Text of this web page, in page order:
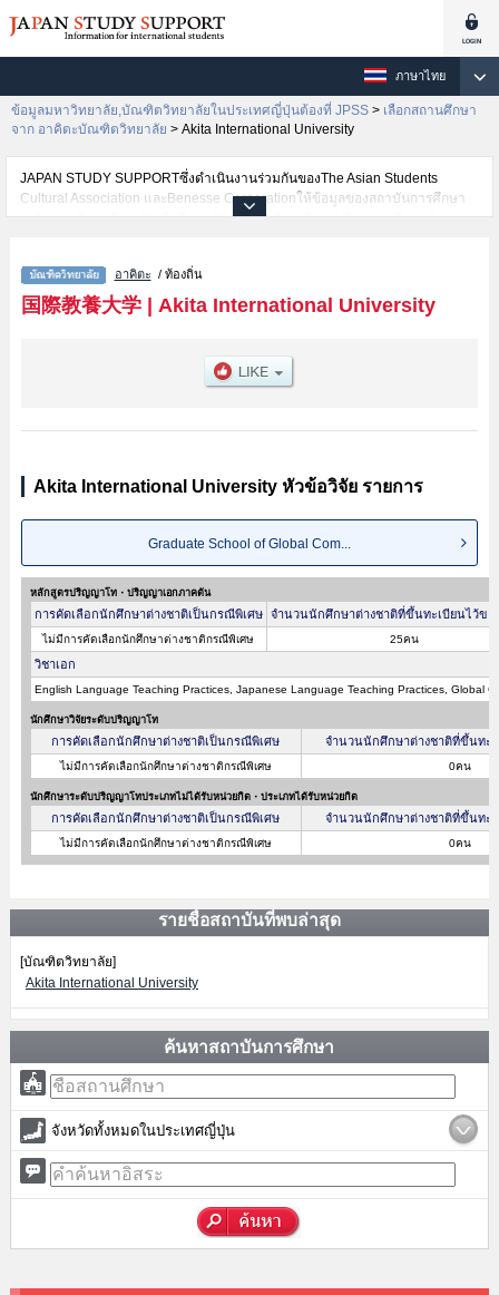
ภาษาไทย
ข้อมูลมหาวิทยาลัย,บัณฑิตวิทยาลัยในประเทศญี่ปุ่นต้องที่ JPSS > เลือกสถานศึกษา
จาก อาคิตะบัณฑิตวิทยาลัย > Akita International University
JAPAN STUDY SUPPORTซึ่งดำเนินงานร่วมกันของThe Asian Students
Cultural Association และBenesse Corporationให้ข้อมูลของสถาบันการศึกษา
ระดับมหาวิทยาลัย・บัณฑิตวิทยาลัย・วิทยาลัยระดับอนุปริญญา・วิทยาลัย
นักศึกษาต่างชาติเช่นGraduate School of Global Communication and
Language เป็นต้น,ข้อมูลของแต่ละสาขาวิจัย,ข้อมูลการสอบคัดเลือกเข้าศึกษา
เช่นจำนวนคนที่รับสมัครหรือจำนวนคนที่ผ่านการสอบคัดเลือกเป็นต้น,แนะนำ
อาคิตะ / ท้องถิ่น
国際教養大学| Akita International University
Akita International University หัวข้อวิจัย รายการ
Graduate School of Global Com...
หลักสูตรปริญญาโท・ปริญญาเอกภาคต้น
การคัดเลือกนักศึกษาต่างชาติเป็นกรณีพิเศษ จำนวนนักศึกษาต่างชาติที่ขึ้นทะเบียนไว้ขอ
ไม่มีการคัดเลือกนักศึกษาต่างชาติกรณีพิเศษ 25คน
วิชาเอก
English Language Teaching Practices, Japanese Language Teaching Practices, Global
นักศึกษาวิจัยระดับปริญญาโท
การคัดเลือกนักศึกษาต่างชาติเป็นกรณีพิเศษ จำนวนนักศึกษาต่างชาติที่ขึ้นทะเ
ไม่มีการคัดเลือกนักศึกษาต่างชาติกรณีพิเศษ 0คน
นักศึกษาระดับปริญญาโทประเภทไม่ได้รับหน่วยกิต・ประเภทได้รับหน่วยกิต
การคัดเลือกนักศึกษาต่างชาติเป็นกรณีพิเศษ จำนวนนักศึกษาต่างชาติที่ขึ้นทะเ
ไม่มีการคัดเลือกนักศึกษาต่างชาติกรณีพิเศษ 0คน
รายชื่อสถาบันที่พบล่าสุด
[บัณฑิตวิทยาลัย]
Akita International University
ค้นหาสถาบันการศึกษา
จังหวัดทั้งหมดในประเทศญี่ปุ่น